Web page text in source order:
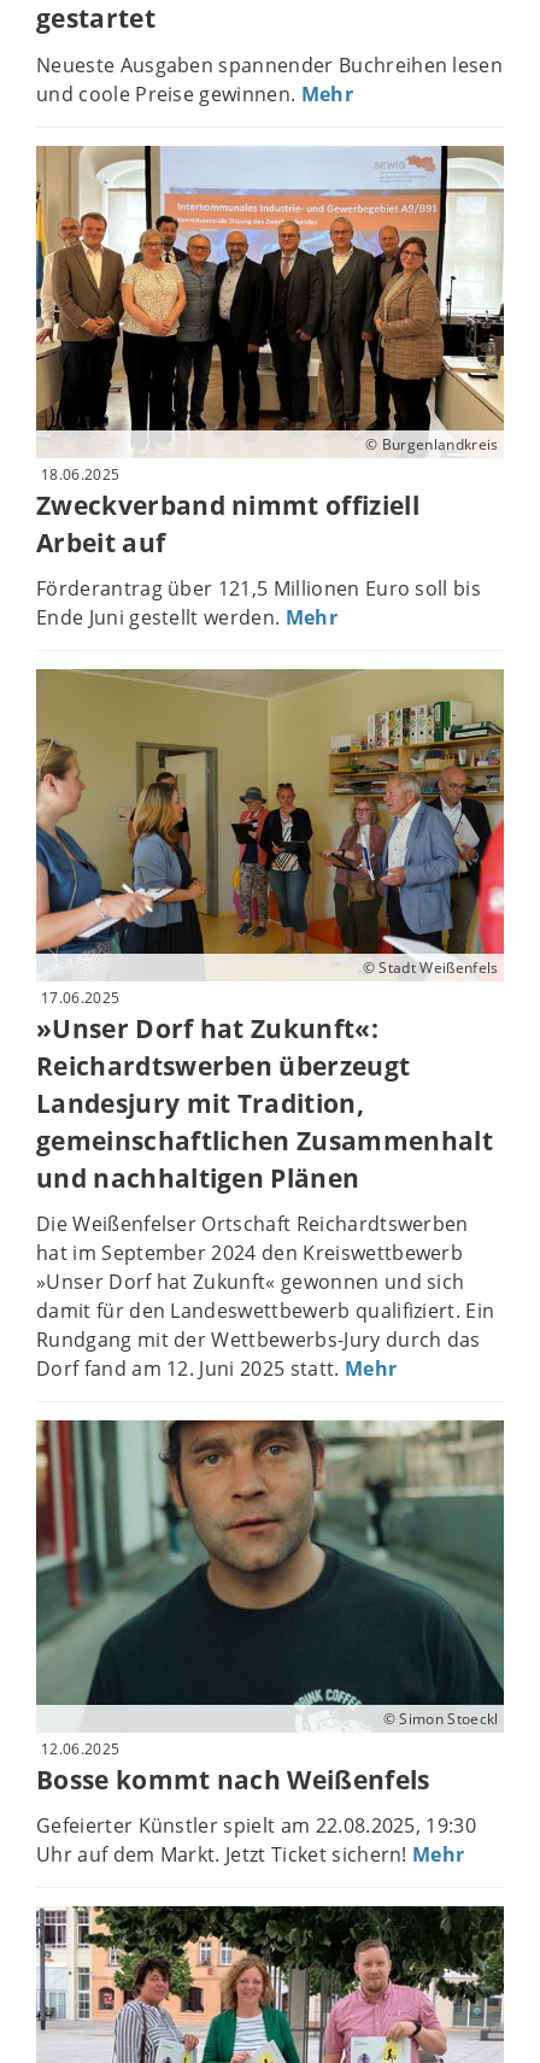
gestartet
Neueste Ausgaben spannender Buchreihen lesen
und coole Preise gewinnen. Mehr
© Burgenlandkreis
18.06.2025
Zweckverband nimmt offiziell
Arbeit auf
Förderantrag über 121,5 Millionen Euro soll bis
Ende Juni gestellt werden. Mehr
© Stadt Weißenfels
17.06.2025
»Unser Dorf hat Zukunft«:
Reichardtswerben überzeugt
Landesjury mit Tradition,
gemeinschaftlichen Zusammenhalt
und nachhaltigen Plänen
Die Weißenfelser Ortschaft Reichardtswerben
hat im September 2024 den Kreiswettbewerb
»Unser Dorf hat Zukunft« gewonnen und sich
damit für den Landeswettbewerb qualifiziert. Ein
Rundgang mit der Wettbewerbs-Jury durch das
Dorf fand am 12. Juni 2025 statt. Mehr
© Simon Stoeckl
12.06.2025
Bosse kommt nach Weißenfels
Gefeierter Künstler spielt am 22.08.2025, 19:30
Uhr auf dem Markt. Jetzt Ticket sichern! Mehr